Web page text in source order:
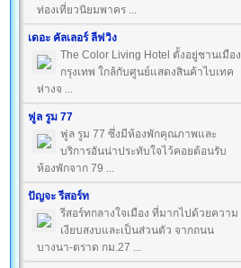
ท่องเที่ยวนิยมพาคร ...
เดอะ คัลเลอร์ ลีฟวิง
The Color Living Hotel ตั้งอยู่ชานเมือง
กรุงเทพ ใกล้กับศูนย์แสดงสินค้าไบเทค
ห่างจ ...
ฟูล รูม 77
ฟูล รูม 77 ซึ่งมีห้องพักคุณภาพและ
บริการอันน่าประทับใจไว้คอยต้อนรับ
ห้องพักจาก 79 ...
ปัญจะ รีสอร์ท
รีสอร์ทกลางใจเมือง ที่มากไปด้วยความ
เงียบสงบและเป็นส่วนตัว จากถนน
บางนา-ตราด กม.27 ...